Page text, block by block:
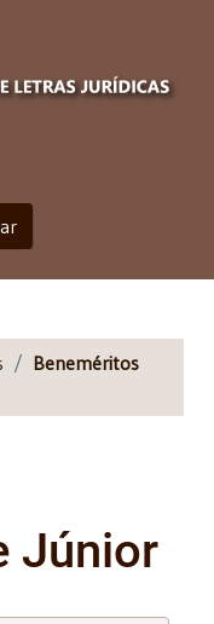
Beneméritos
Júnior